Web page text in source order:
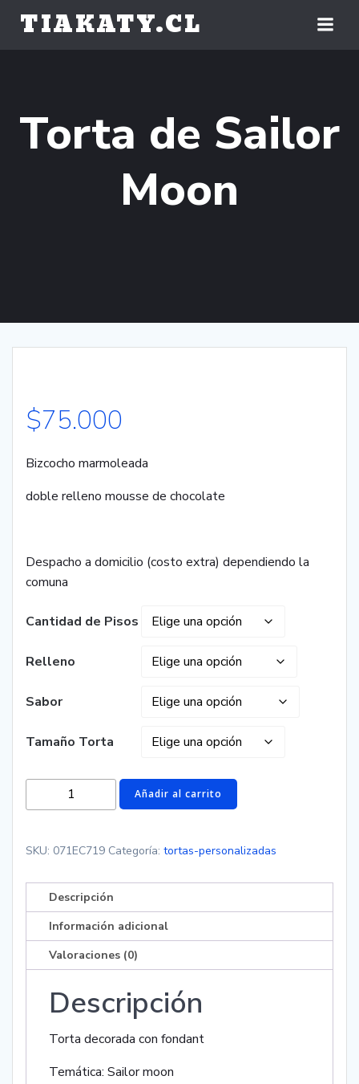
TIAKATY.CL
Torta de Sailor
Moon
$75.000
Bizcocho marmoleada
doble relleno mousse de chocolate
Despacho a domicilio (costo extra) dependiendo la
comuna
Cantidad de Pisos
Relleno
Sabor
Tamaño Torta
de
Moon
Añadir al carrito
SKU: 071EC719 Categoría: tortas-personalizadas
Descripción
Información adicional
Valoraciones (0)
Descripción
Torta decorada con fondant
Temática: Sailor moon